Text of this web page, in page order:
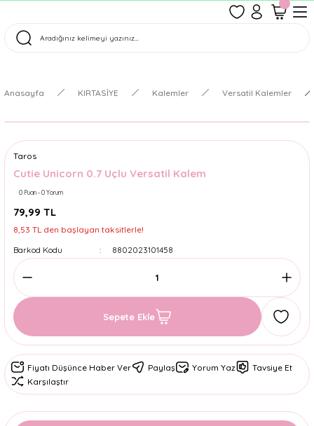
Tüm Siparişler Aynı Gün Kargoda!
Anasayfa KIRTASİYE Kalemler Versatil Kalemler
Taros
Cutie Unicorn 0.7 Uçlu Versatil Kalem
0 Puan - 0 Yorum
79,99 TL
8,53 TL den başlayan taksitlerle!
Barkod Kodu
8802023101458
Sepete Ekle
Fiyatı Düşünce Haber Ver Paylaş Yorum Yaz
Tavsiye Et
Karşılaştır